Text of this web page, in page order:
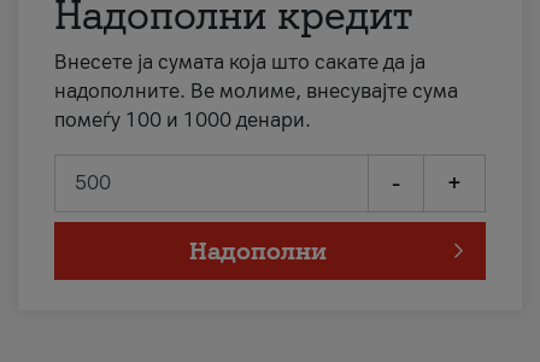
Надополни кредит
Внесете ја сумата која што сакате да ја
надополните. Ве молиме, внесувајте сума
помеѓу 100 и 1000 денари.
- +
Надополни